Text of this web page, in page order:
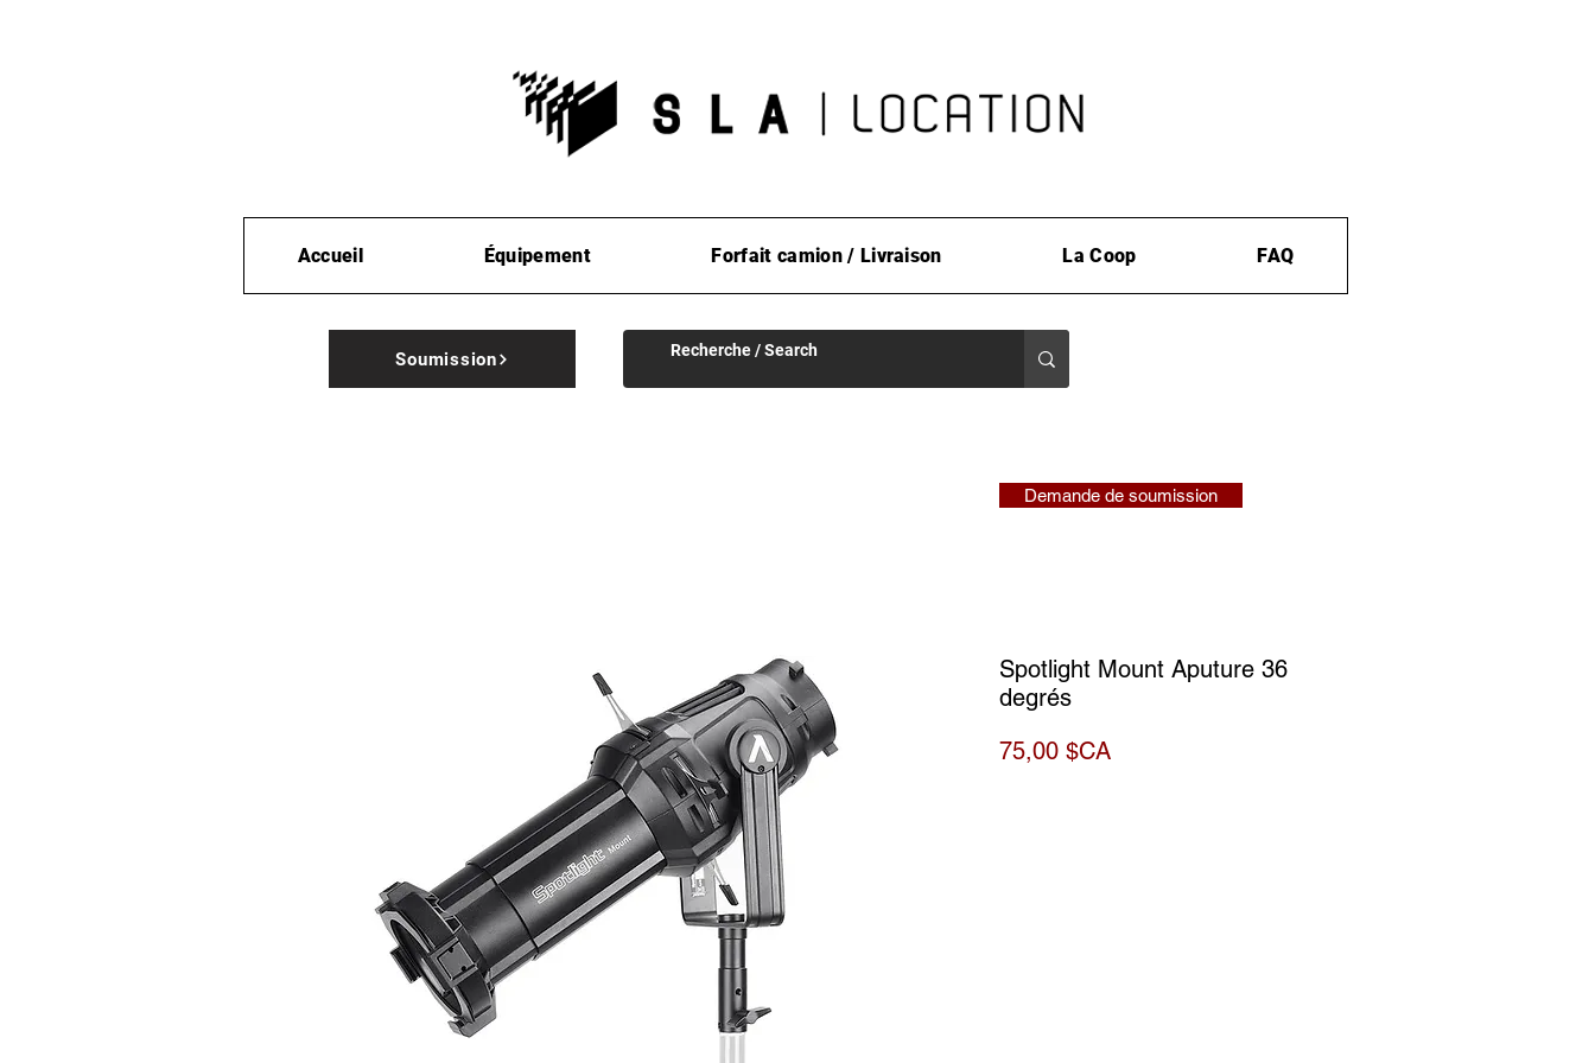
Accueil Équipement Forfait camion / Livraison La Coop FAQ
Soumission
Spotlight Mount Aputure 36
degrés
75,00 $CAPrix
Demande de soumission